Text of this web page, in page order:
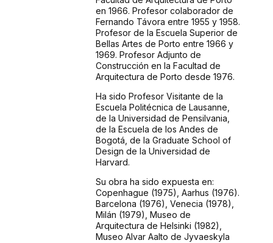
en 1966. Profesor colaborador de
Fernando Távora entre 1955 y 1958.
Profesor de la Escuela Superior de
Bellas Artes de Porto entre 1966 y
1969. Profesor Adjunto de
Construcción en la Facultad de
Arquitectura de Porto desde 1976.
Ha sido Profesor Visitante de la
Escuela Politécnica de Lausanne,
de la Universidad de Pensilvania,
de la Escuela de los Andes de
Bogotá, de la Graduate School of
Design de la Universidad de
Harvard.
Su obra ha sido expuesta en:
Copenhague (1975), Aarhus (1976).
Barcelona (1976), Venecia (1978),
Milán (1979), Museo de
Arquitectura de Helsinki (1982),
Museo Alvar Aalto de Jyvaeskyla